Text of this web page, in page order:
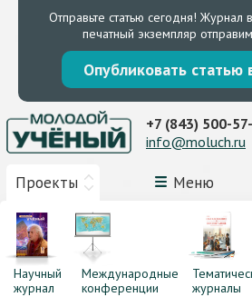
Отправьте статью сегодня! Журнал
печатный экземпляр отправим
Опубликовать статью
Проекты Меню
+7 (843) 500-
info@moluch.ru
Научный
журнал
Международные
конференции
журналы